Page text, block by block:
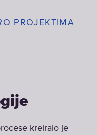
PROJEKTIMA
kreiralo je